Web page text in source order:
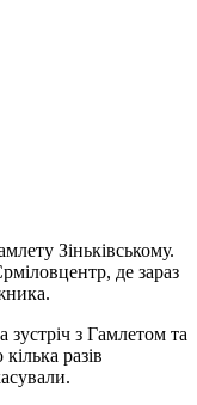
Зіньківському.
де зараз
зустріч з Гамлетом та
разів